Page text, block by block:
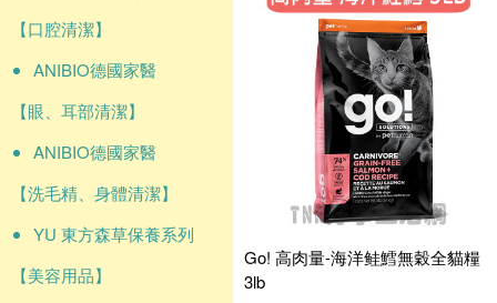
【口腔清潔】
ANIBIO德國家醫
【眼、耳部清潔】
ANIBIO德國家醫
【洗毛精、身體清潔】
YU 東方森草保養系列
【美容用品】
Go! 高肉量-海洋鲑鱈無穀全貓糧
3lb